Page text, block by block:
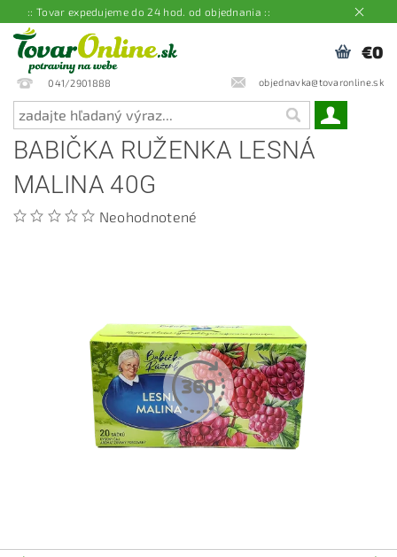
:: Tovar expedujeme do 24 hod. od objednania ::
041/2901888 objednavka@tovaronline.sk
€0
BABIČKA RUŽENKA LESNÁ
MALINA 40G
Neohodnotené